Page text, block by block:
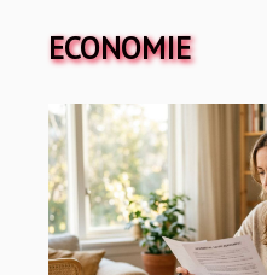
de personnes grâce à
incomparables et leur
douceur unique.
Découvrez dans cet article
pourquoi ce choix...
ECONOMIE